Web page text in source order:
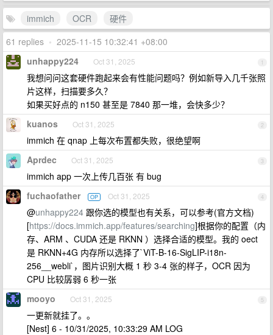
immich OCR
硬件
61 replies • 2025-11-15 10:32:41 +08:00
1
unhappy224 Oct 31, 2025
我想问问这套硬件跑起来会有性能问题吗？例如新导入几千张照
片这样，扫描要多久？
如果买好点的 n150 甚至是 7840 那一堆，会快多少？
2
kuanos Oct 31, 2025
immich 在 qnap 上每次布置都失败，很绝望啊
3
Aprdec Oct 31, 2025
immich app 一次上传几百张 有 bug
4
fuchaofather OP Oct 31, 2025
@unhappy224 跟你选的模型也有关系，可以参考(官方文档)
[https://docs.immich.app/features/searching]根据你的配置（内
存、ARM 、CUDA 还是 RKNN ）选择合适的模型。我的 oect
是 RKNN+4G 内存所以选择了`ViT-B-16-SigLIP-i18n-
256__webli`，图片识别大概 1 秒 3-4 张的样子，OCR 因为
CPU 比较孱弱 6 秒一张
5
mooyo Oct 31, 2025
一更新就挂了。。
[Nest] 6 - 10/31/2025, 10:33:29 AM LOG